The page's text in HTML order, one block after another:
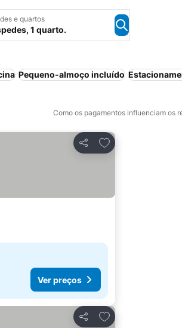
e quartos
1 quarto.
Pequeno-almoço incluído
Como os pagamentos influenciam os
Partilhar
Adicionar aos
Ver preços
Partilhar
Adicionar aos